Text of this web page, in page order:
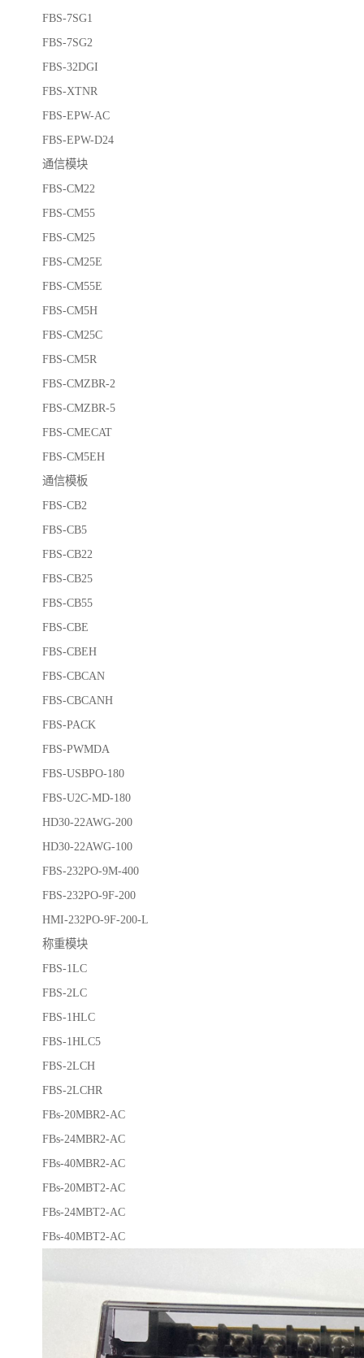
FBS-7SG1
FBS-7SG2
FBS-32DGI
FBS-XTNR
FBS-EPW-AC
FBS-EPW-D24
通信模块
FBS-CM22
FBS-CM55
FBS-CM25
FBS-CM25E
FBS-CM55E
FBS-CM5H
FBS-CM25C
FBS-CM5R
FBS-CMZBR-2
FBS-CMZBR-5
FBS-CMECAT
FBS-CM5EH
通信模板
FBS-CB2
FBS-CB5
FBS-CB22
FBS-CB25
FBS-CB55
FBS-CBE
FBS-CBEH
FBS-CBCAN
FBS-CBCANH
FBS-PACK
FBS-PWMDA
FBS-USBPO-180
FBS-U2C-MD-180
HD30-22AWG-200
HD30-22AWG-100
FBS-232PO-9M-400
FBS-232PO-9F-200
HMI-232PO-9F-200-L
称重模块
FBS-1LC
FBS-2LC
FBS-1HLC
FBS-1HLC5
FBS-2LCH
FBS-2LCHR
FBs-20MBR2-AC
FBs-24MBR2-AC
FBs-40MBR2-AC
FBs-20MBT2-AC
FBs-24MBT2-AC
FBs-40MBT2-AC